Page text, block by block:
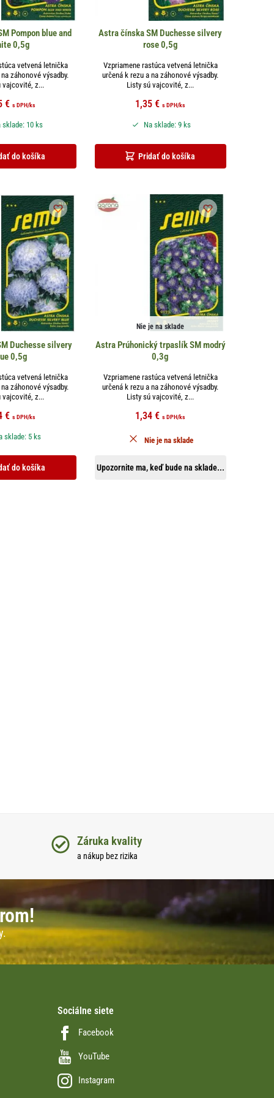
Pompon blue and
0,5g
vetvená letnička
záhonové výsadby.
vajcovité, z...
€ s DPH/ks
do košíka
sklade: 10 ks
Astra čínska SM Duchesse silvery
rose 0,5g
Vzpriamene rastúca vetvená letnička
určená k rezu a na záhonové výsadby.
Listy sú vajcovité, z...
1,35€ s DPH/ks
Pridať do košíka
Na sklade: 9 ks
Duchesse silvery
0,5g
vetvená letnička
záhonové výsadby.
vajcovité, z...
€ s DPH/ks
do košíka
sklade: 5 ks
Nie je na sklade
Astra Prúhonický trpaslík SM modrý
0,3g
Vzpriamene rastúca vetvená letnička
určená k rezu a na záhonové výsadby.
Listy sú vajcovité, z...
1,34€ s DPH/ks
Upozornite ma, keď bude na sklade...
Nie je na sklade
Záruka kvality
a nákup bez rizika
Sociálne siete
Facebook
YouTube
Instagram